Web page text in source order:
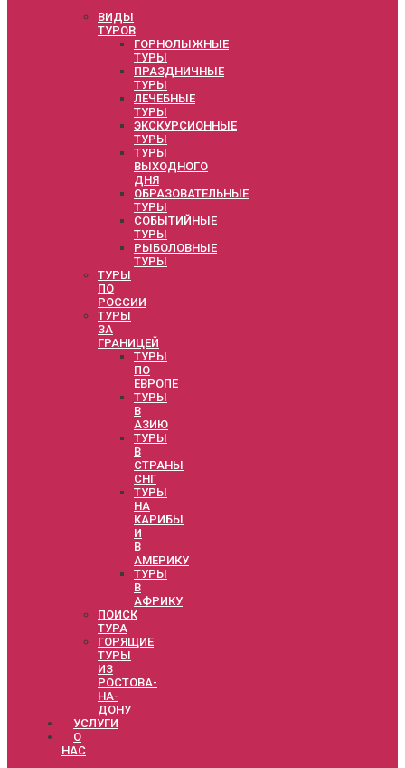
ВИДЫ
ТУРОВ
ГОРНОЛЫЖНЫЕ
ТУРЫ
ПРАЗДНИЧНЫЕ
ТУРЫ
ЛЕЧЕБНЫЕ
ТУРЫ
ЭКСКУРСИОННЫЕ
ТУРЫ
ТУРЫ
ВЫХОДНОГО
ДНЯ
ОБРАЗОВАТЕЛЬНЫЕ
ТУРЫ
СОБЫТИЙНЫЕ
ТУРЫ
РЫБОЛОВНЫЕ
ТУРЫ
ТУРЫ
ПО
РОССИИ
ТУРЫ
ЗА
ГРАНИЦЕЙ
ТУРЫ
ПО
ЕВРОПЕ
ТУРЫ
В
АЗИЮ
ТУРЫ
В
СТРАНЫ
СНГ
ТУРЫ
НА
КАРИБЫ
И
В
АМЕРИКУ
ТУРЫ
В
АФРИКУ
ПОИСК
ТУРА
ГОРЯЩИЕ
ТУРЫ
ИЗ
РОСТОВА-
НА-
ДОНУ
УСЛУГИ
О
НАС